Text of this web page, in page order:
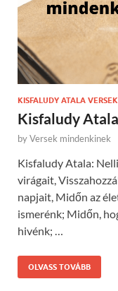
KISFALUDY ATALA VERSEK
Kisfaludy
byVersek mindenkinek
Kisfaludy Atala:
virágait,
napjait, Midőn az
ismerénk; Midőn,
hivénk; …
OLVASS TOVÁBB